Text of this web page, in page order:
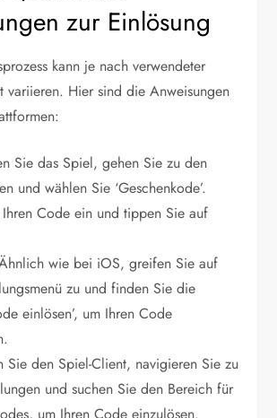
zur Einlösung
kann je nach verwendeter
variieren. Hier sind die Anweisungen
Sie das Spiel, gehen Sie zu den
und wählen Sie ‘Geschenkode’.
Code ein und tippen Sie auf
wie bei iOS, greifen Sie auf
zu und finden Sie die
einlösen’, um Ihren Code
Sie den Spiel-Client, navigieren Sie zu
und suchen Sie den Bereich für